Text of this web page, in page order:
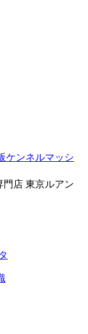
ょう。 ヨーク
お問い合わせ
から心を開く
は甘えん坊で
際は頭ごなし
さみしがりの
をとってあげ
の育成・販売の
ださい。
行うことも大
含めてしっか
ドバイスも行
ケンネルマッシ
店 東京ルアン